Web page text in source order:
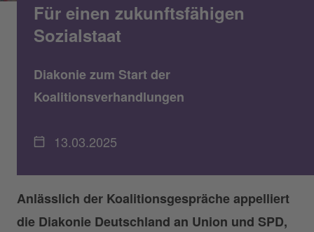
Für einen zukunftsfähigen
Sozialstaat
Diakonie zum Start der
Koalitionsverhandlungen
13.03.2025
Anlässlich der Koalitionsgespräche appelliert
die Diakonie Deutschland an Union und SPD,